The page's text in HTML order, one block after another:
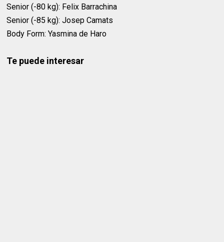
Senior (-80 kg): Felix Barrachina
Senior (-85 kg): Josep Camats
Body Form: Yasmina de Haro
Te puede interesar